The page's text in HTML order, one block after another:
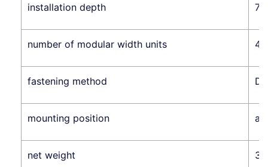
installation depth
number of modular width units 4
fastening method
mounting position
net weight